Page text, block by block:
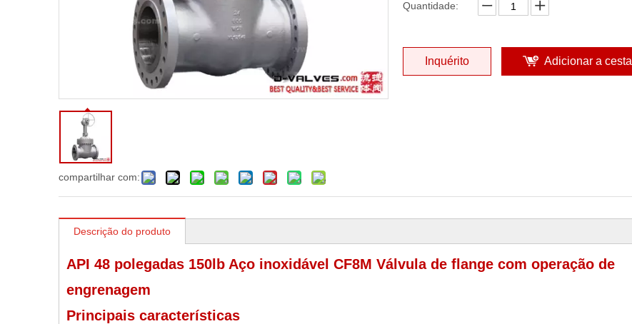
compartilhar com:
Quantidade:
Inquérito Adicionar a cesta
Descrição do produto
API 48 polegadas 150lb Aço inoxidável CF8M Válvula de flange com operação de
engrenagem
Principais características